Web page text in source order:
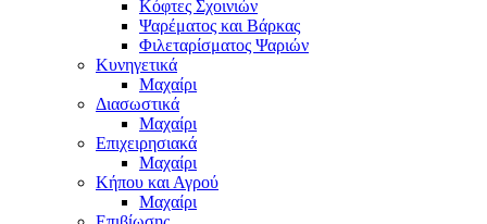
Κόφτες Σχοινιών
Ψαρέματος και Βάρκας
Φιλεταρίσματος Ψαριών
Κυνηγετικά
Μαχαίρι
Διασωστικά
Μαχαίρι
Επιχειρησιακά
Μαχαίρι
Κήπου και Αγρού
Μαχαίρι